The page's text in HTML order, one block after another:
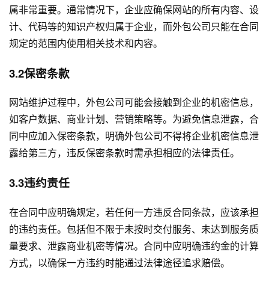
属非常重要。通常情况下，企业应确保网站的所有内容、设
计、代码等的知识产权归属于企业，而外包公司只能在合同
规定的范围内使用相关技术和内容。
3.2保密条款
网站维护过程中，外包公司可能会接触到企业的机密信息，
如客户数据、商业计划、营销策略等。为避免信息泄露，合
同中应加入保密条款，明确外包公司不得将企业机密信息泄
露给第三方，违反保密条款时需承担相应的法律责任。
3.3违约责任
在合同中应明确规定，若任何一方违反合同条款，应该承担
的违约责任。包括但不限于未按时交付服务、未达到服务质
量要求、泄露商业机密等情况。合同中应明确违约金的计算
方式，以确保一方违约时能通过法律途径追求赔偿。